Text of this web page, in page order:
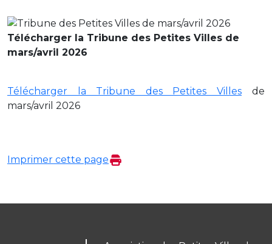
Télécharger la Tribune des Petites Villes de
mars/avril 2026
Télécharger la Tribune des Petites Villes de
mars/avril 2026
Imprimer cette page